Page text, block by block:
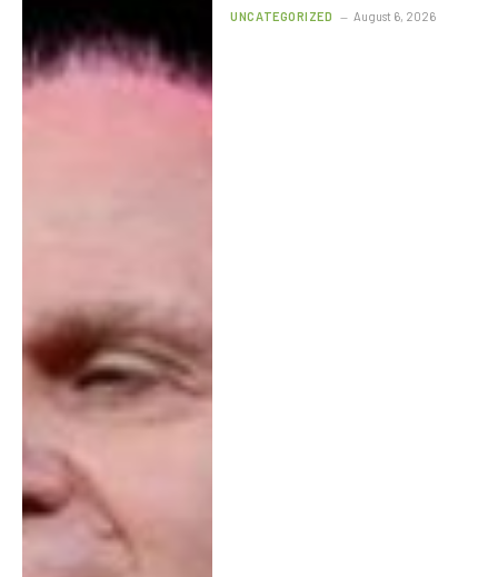
UNCATEGORIZED August 6, 2026